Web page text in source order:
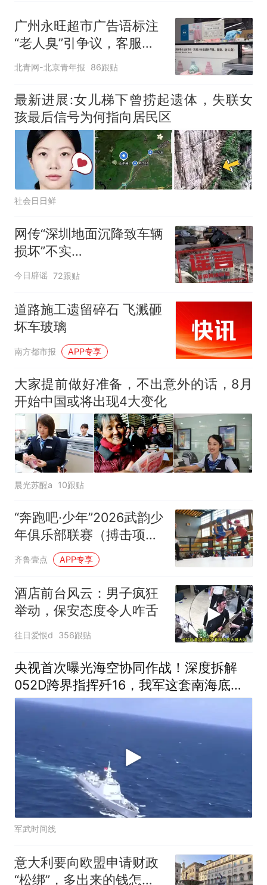
广州永旺超市广告语标注
“老人臭”引争议，客服回
应
北青网-北京青年报 86跟贴
最新进展:女儿梯下曾捞起遗体，失联女
孩最后信号为何指向居民区
社会日日鲜
网传“深圳地面沉降致车辆
损坏”不实
（2026·08·06）
今日辟谣 72跟贴
道路施工遗留碎石 飞溅砸
坏车玻璃
南方都市报 APP专享
大家提前做好准备，不出意外的话，8月
开始中国或将出现4大变化
晨光苏醒a 10跟贴
“奔跑吧·少年”2026武韵少
年俱乐部联赛（搏击项
目）落幕
齐鲁壹点 APP专享
酒店前台风云：男子疯狂
举动，保安态度令人咋舌
往日爱恨d 356跟贴
央视首次曝光海空协同作战！深度拆解
052D跨界指挥歼16，我军这套南海底牌
有多绝？
军武时间线
意大利要向欧盟申请财政
“松绑”，多出来的钱怎么